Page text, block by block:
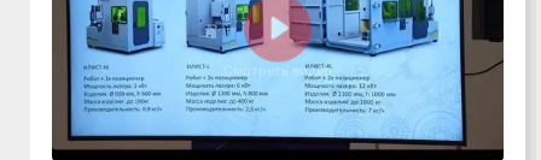
Смотреть видео